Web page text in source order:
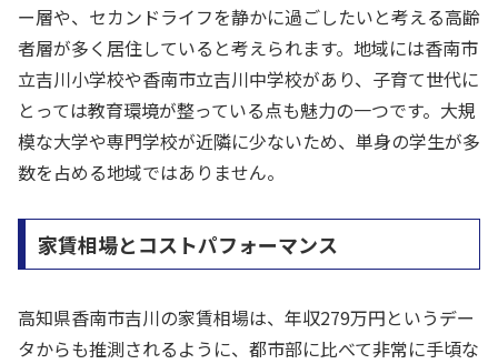
ー層や、セカンドライフを静かに過ごしたいと考える高齢
者層が多く居住していると考えられます。地域には香南市
立吉川小学校や香南市立吉川中学校があり、子育て世代に
とっては教育環境が整っている点も魅力の一つです。大規
模な大学や専門学校が近隣に少ないため、単身の学生が多
数を占める地域ではありません。
家賃相場とコストパフォーマンス
高知県香南市吉川の家賃相場は、年収279万円というデー
タからも推測されるように、都市部に比べて非常に手頃な